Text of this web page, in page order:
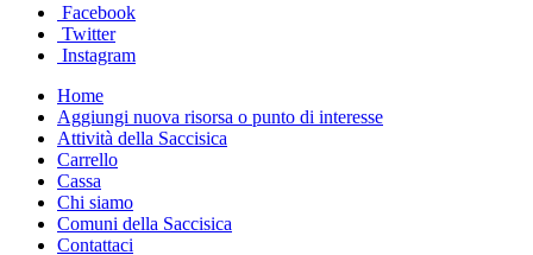
Facebook
Twitter
Instagram
Home
Aggiungi nuova risorsa o punto di interesse
Attività della Saccisica
Carrello
Cassa
Chi siamo
Comuni della Saccisica
Contattaci